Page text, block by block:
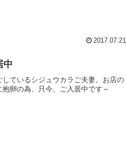
2017.07.21
中
ているシジュウカラご夫妻。お店の
卵の為、只今、ご入居中です～